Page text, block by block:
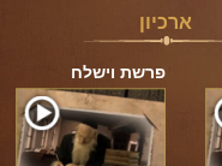
ארכיון
פרשת וישלח